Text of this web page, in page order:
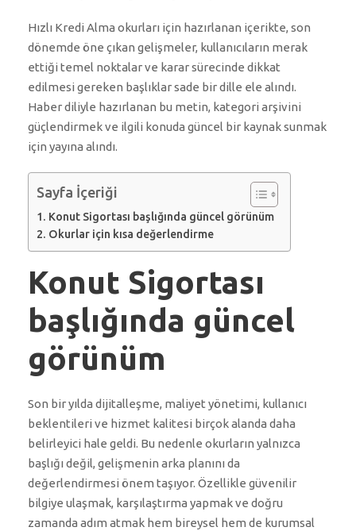
Hızlı Kredi Alma okurları için hazırlanan içerikte, son
dönemde öne çıkan gelişmeler, kullanıcıların merak
ettiği temel noktalar ve karar sürecinde dikkat
edilmesi gereken başlıklar sade bir dille ele alındı.
Haber diliyle hazırlanan bu metin, kategori arşivini
güçlendirmek ve ilgili konuda güncel bir kaynak sunmak
için yayına alındı.
Sayfa İçeriği
Konut Sigortası başlığında güncel görünüm
Okurlar için kısa değerlendirme
Konut Sigortası
başlığında güncel
görünüm
Son bir yılda dijitalleşme, maliyet yönetimi, kullanıcı
beklentileri ve hizmet kalitesi birçok alanda daha
belirleyici hale geldi. Bu nedenle okurların yalnızca
başlığı değil, gelişmenin arka planını da
değerlendirmesi önem taşıyor. Özellikle güvenilir
bilgiye ulaşmak, karşılaştırma yapmak ve doğru
zamanda adım atmak hem bireysel hem de kurumsal